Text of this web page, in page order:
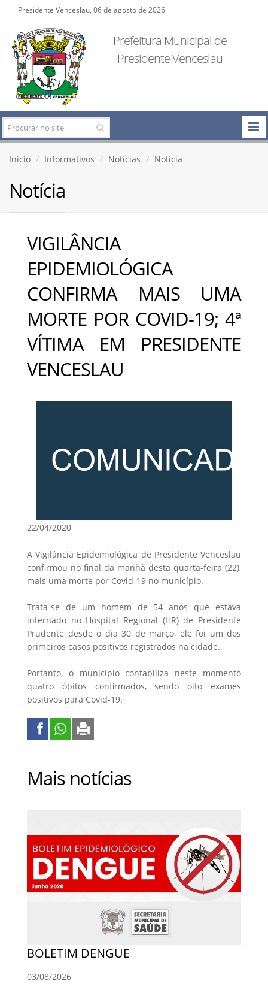
Presidente Venceslau, 06 de agosto de 2026
Prefeitura Municipal de
Presidente Venceslau
Início Informativos Notícias Notícia
Notícia
VIGILÂNCIA
EPIDEMIOLÓGICA
CONFIRMA MAIS UMA
MORTE POR COVID-19; 4ª
VÍTIMA EM PRESIDENTE
VENCESLAU
22/04/2020
A Vigilância Epidemiológica de Presidente Venceslau
confirmou no final da manhã desta quarta-feira (22),
mais uma morte por Covid-19 no município.
Trata-se de um homem de 54 anos que estava
internado no Hospital Regional (HR) de Presidente
Prudente desde o dia 30 de março, ele foi um dos
primeiros casos positivos registrados na cidade.
Portanto, o município contabiliza neste momento
quatro óbitos confirmados, sendo oito exames
positivos para Covid-19.
Mais notícias
BOLETIM DENGUE
03/08/2026